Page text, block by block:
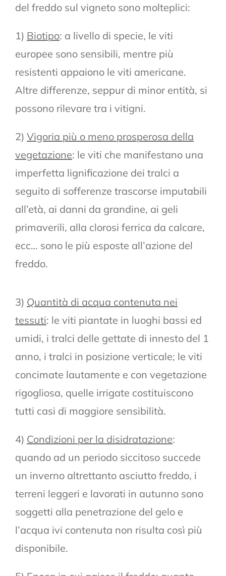
del freddo sul vigneto sono molteplici:
1) Biotipo: a livello di specie, le viti
europee sono sensibili, mentre più
resistenti appaiono le viti americane.
Altre differenze, seppur di minor entità, si
possono rilevare tra i vitigni.
2) Vigoria più o meno prosperosa della
vegetazione: le viti che manifestano una
imperfetta lignificazione dei tralci a
seguito di sofferenze trascorse imputabili
all’età, ai danni da grandine, ai geli
primaverili, alla clorosi ferrica da calcare,
ecc… sono le più esposte all’azione del
freddo.
3) Quantità di acqua contenuta nei
tessuti: le viti piantate in luoghi bassi ed
umidi, i tralci delle gettate di innesto del 1
anno, i tralci in posizione verticale; le viti
concimate lautamente e con vegetazione
rigogliosa, quelle irrigate costituiscono
tutti casi di maggiore sensibilità.
4) Condizioni per la disidratazione:
quando ad un periodo siccitoso succede
un inverno altrettanto asciutto freddo, i
terreni leggeri e lavorati in autunno sono
soggetti alla penetrazione del gelo e
l’acqua ivi contenuta non risulta così più
disponibile.